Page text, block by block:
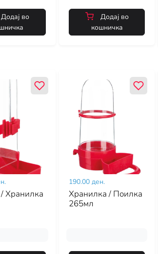
Додај во
Додај во
кошничка
Хранилка
190.00 ден.
Хранилка / Поилка
265мл